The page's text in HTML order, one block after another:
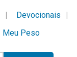
Devocionais
Meu Peso